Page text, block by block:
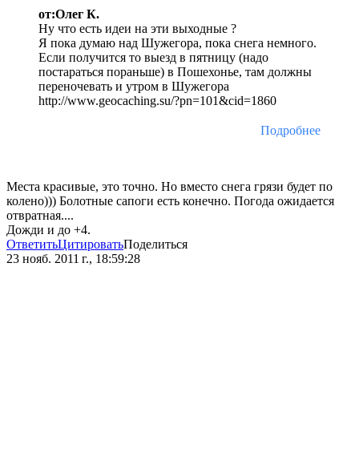
от:Олег К.
Ну что есть идеи на эти выходные ?
Я пока думаю над Шужегора, пока снега немного.
Если получится то выезд в пятницу (надо
постараться пораньше) в Пошехонье, там должны
переночевать и утром в Шужегора
http://www.geocaching.su/?pn=101&cid=1860
Подробнее
Места красивые, это точно. Но вместо снега грязи будет по
колено))) Болотные сапоги есть конечно. Погода ожидается
отвратная....
Дожди и до +4.
ОтветитьЦитироватьПоделиться
23 нояб. 2011 г., 18:59:28